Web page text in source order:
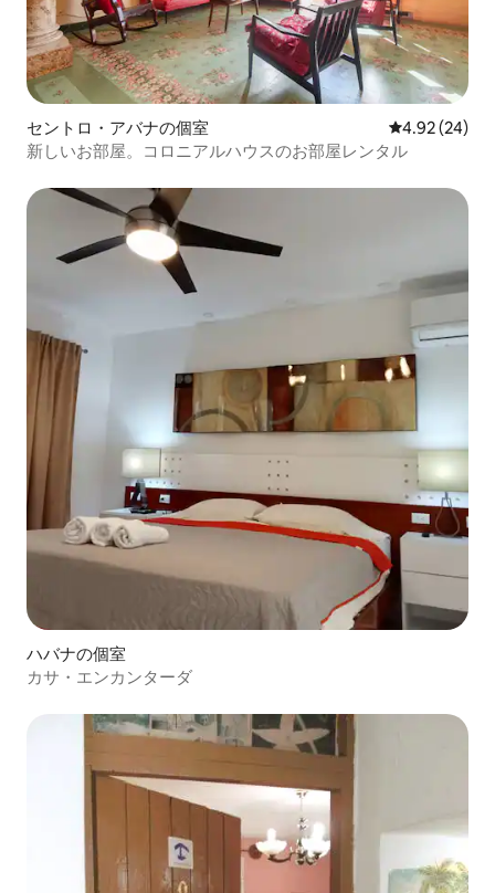
セントロ・アバナの個室 レビュー24
4.92 (24)
新しいお部屋。コロニアルハウスのお部屋レンタル
ハバナの個室
カサ・エンカンターダ